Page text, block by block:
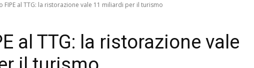
FIPE al TTG: la ristorazione vale 11 miliardi per il turismo
al TTG: la ristorazione vale